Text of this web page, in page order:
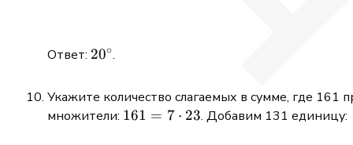
Ответ: 20^\circ
20∘.
Укажите количество слагаемых в сумме, где
множители: 161
161 = 7 ⋅ 23. Добавим 131 единицу: